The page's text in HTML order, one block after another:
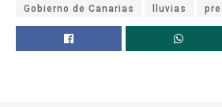
Gobierno de Canarias lluvias